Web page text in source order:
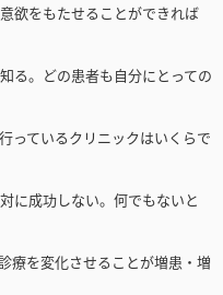
欲をもたせることができれば
る。どの患者も自分にとっての
っているクリニックはいくらで
に成功しない。何でもないと
療を変化させることが増患・増